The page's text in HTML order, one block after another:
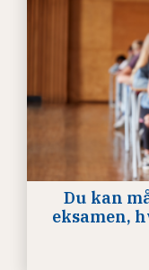
Du kan
eksamen,